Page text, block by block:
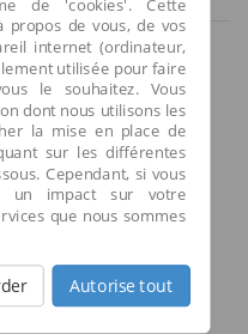
de vous, de vos
internet (ordinateur,
utilisée pour faire
le souhaitez. Vous
dont nous utilisons les
la mise en place de
sur les différentes
Cependant, si vous
un impact sur votre
que nous sommes
Autorise tout